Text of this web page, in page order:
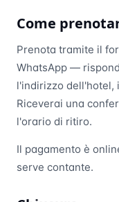
Come
Prenota tramite il
WhatsApp —
l'indirizzo dell'hotel,
Riceverai una
l'orario di ritiro.
Il pagamento è
serve contante.